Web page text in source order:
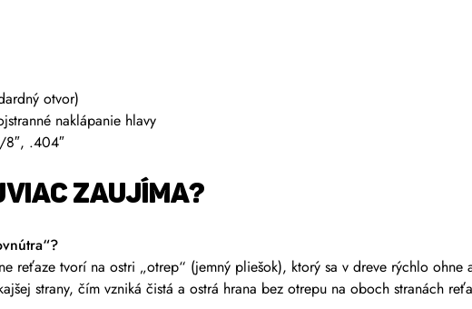
otvor)
naklápanie hlavy
.404″
ZAUJÍMA?
reťaze tvorí na ostri „otrep“ (jemný pliešok), ktorý sa v dreve rýchlo ohne
strany, čím vzniká čistá a ostrá hrana bez otrepu na oboch stranách